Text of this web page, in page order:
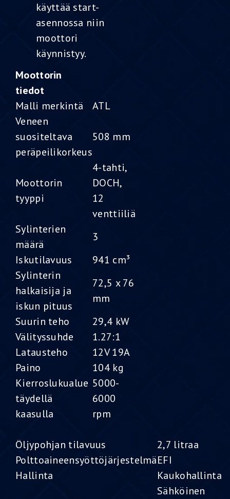
käyttää start-
asennossa niin
moottori
käynnistyy.
Moottorin
tiedot
Malli merkintä
ATL
Veneen
suositeltava
peräpeilikorkeus
508 mm
Moottorin
tyyppi
4-tahti,
DOCH,
12
venttiiliä
Sylinterien
määrä
3
Iskutilavuus
941 cm³
Sylinterin
halkaisija ja
iskun pituus
72,5 x 76
mm
Suurin teho
29,4 kW
Välityssuhde
1.27:1
Latausteho
12V 19A
Paino
104 kg
Kierroslukualue
täydellä
kaasulla
5000-
6000
rpm
Öljypohjan tilavuus
2,7 litraa
PolttoaineensyöttöjärjestelmäEFI
Hallinta
Kaukohallinta
Sähköinen